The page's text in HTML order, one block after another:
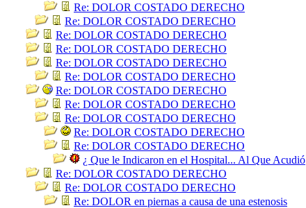
Re: DOLOR COSTADO DERECHO
Re: DOLOR COSTADO DERECHO
Re: DOLOR COSTADO DERECHO
Re: DOLOR COSTADO DERECHO
Re: DOLOR COSTADO DERECHO
Re: DOLOR COSTADO DERECHO
Re: DOLOR COSTADO DERECHO
Re: DOLOR COSTADO DERECHO
Re: DOLOR COSTADO DERECHO
Re: DOLOR COSTADO DERECHO
Re: DOLOR COSTADO DERECHO
¿ Que le Indicaron en el Hospital... Al Que Acudió
Re: DOLOR COSTADO DERECHO
Re: DOLOR COSTADO DERECHO
Re: DOLOR en piernas a causa de una estenosis